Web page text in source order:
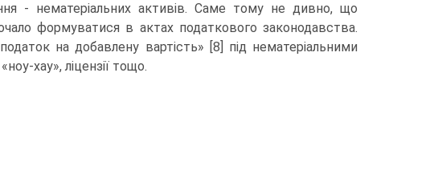
- нематеріальних активів. Саме тому не дивно, що
формуватися в актах податкового зако­нодавства.
на добавлену вартість» [8] під немате­ріальними
хау», ліцензії тощо.